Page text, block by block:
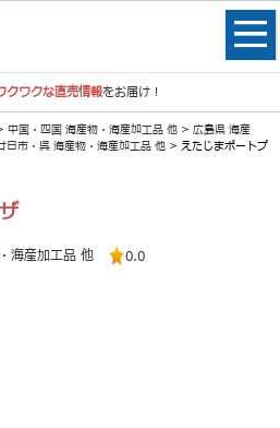
クワクな直売情報をお届け！
中国・四国 海産物・海産加工品 他 > 広島県 海産
日市・呉 海産物・海産加工品 他 > えたじまポートプ
海産加工品 他 0.0